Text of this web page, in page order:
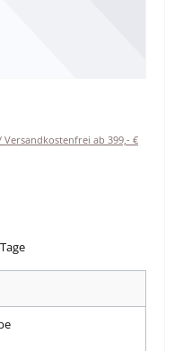
Versandkostenfrei ab 399,- €